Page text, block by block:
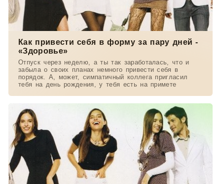
Как привести себя в форму за пару дней -
«Здоровье»
Отпуск через неделю, а ты так заработалась, что и
забыла о своих планах немного привести себя в
порядок. А, может, симпатичный коллега пригласил
тебя на день рождения, у тебя есть на примете